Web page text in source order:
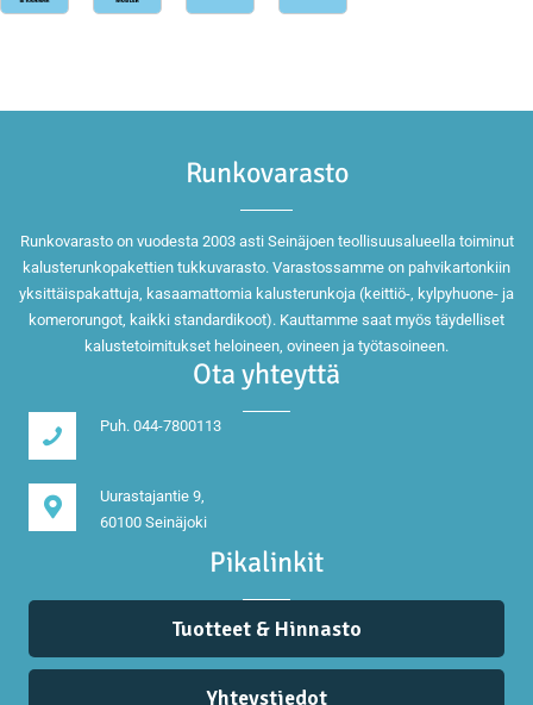
Runkovarasto
Runkovarasto on vuodesta 2003 asti Seinäjoen teollisuusalueella toiminut
kalusterunkopakettien tukkuvarasto. Varastossamme on pahvikartonkiin
yksittäispakattuja, kasaamattomia kalusterunkoja (keittiö-, kylpyhuone- ja
komerorungot, kaikki standardikoot). Kauttamme saat myös täydelliset
kalustetoimitukset heloineen, ovineen ja työtasoineen.
Ota yhteyttä
Puh. 044-7800113
Uurastajantie 9,
60100 Seinäjoki
Pikalinkit
Tuotteet & Hinnasto
Yhteystiedot